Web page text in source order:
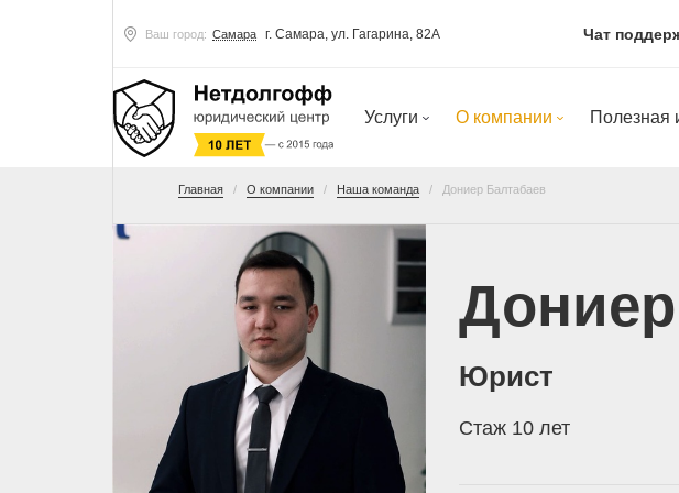
Ваш город: Самара г. Самара, ул. Гагарина, 82А Чат
Услуги О компании Полезная
Главная О компании Наша команда Дониер Балтабаев
Юрист
Стаж 10 лет